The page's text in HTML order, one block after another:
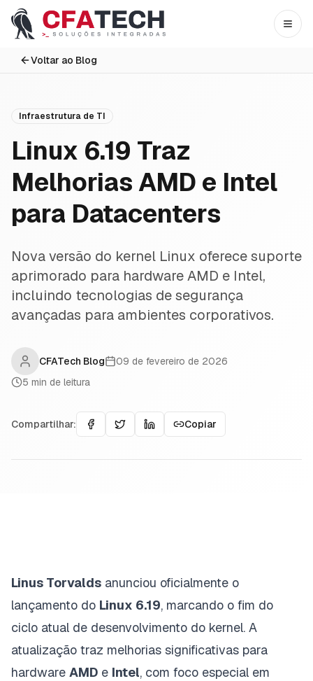
Pular para o conteúdo principal
Abrir
Voltar ao Blog
Infraestrutura de TI
Linux 6.19 Traz
Melhorias AMD e Intel
para Datacenters
Nova versão do kernel Linux oferece suporte
aprimorado para hardware AMD e Intel,
incluindo tecnologias de segurança
avançadas para ambientes corporativos.
CFATech Blog
09 de fevereiro de 2026
5 min de leitura
Compartilhar: Copiar
Linus Torvalds anunciou oficialmente o
lançamento do Linux 6.19, marcando o fim do
ciclo atual de desenvolvimento do kernel. A
atualização traz melhorias significativas para
hardware AMD e Intel, com foco especial em